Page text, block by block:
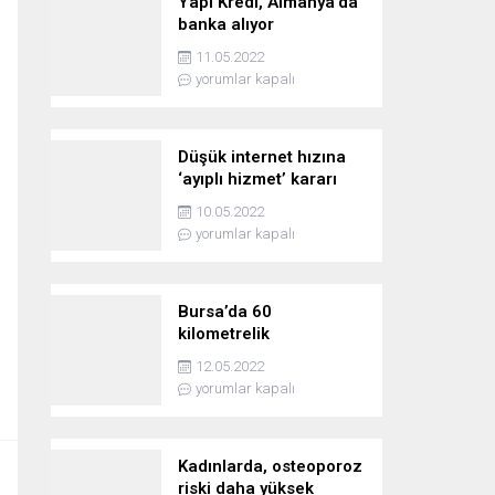
banka alıyor
11.05.2022
yorumlar kapalı
Düşük internet hızına
‘ayıplı hizmet’ kararı
10.05.2022
yorumlar kapalı
Bursa’da 60
kilometrelik
kovalamaca!
12.05.2022
yorumlar kapalı
Kadınlarda, osteoporoz
riski daha yüksek